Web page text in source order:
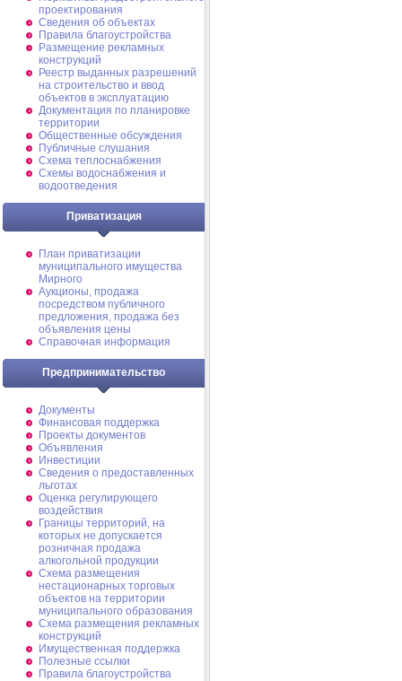
проектирования
Сведения об объектах
Правила благоустройства
Размещение рекламных
конструкций
Реестр выданных разрешений
на строительство и ввод
объектов в эксплуатацию
Документация по планировке
территории
Общественные обсуждения
Публичные слушания
Схема теплоснабжения
Схемы водоснабжения и
водоотведения
Приватизация
План приватизации
муниципального имущества
Мирного
Аукционы, продажа
посредством публичного
предложения, продажа без
объявления цены
Справочная информация
Предпринимательство
Документы
Финансовая поддержка
Проекты документов
Объявления
Инвестиции
Сведения о предоставленных
льготах
Оценка регулирующего
воздействия
Границы территорий, на
которых не допускается
розничная продажа
алкогольной продукции
Схема размещения
нестационарных торговых
объектов на территории
муниципального образования
Схема размещения рекламных
конструкций
Имущественная поддержка
Полезные ссылки
Правила благоустройства